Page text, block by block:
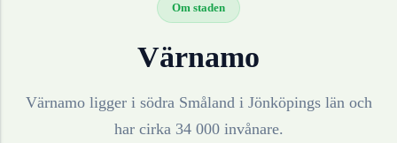
Om staden
Värnamo
Värnamo ligger i södra Småland i Jönköpings län och
har cirka 34 000 invånare.